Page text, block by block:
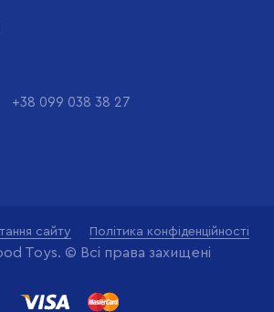
+38 099 038 38 27
сайту Політика конфіденційності
Toys. © Всі права захищені